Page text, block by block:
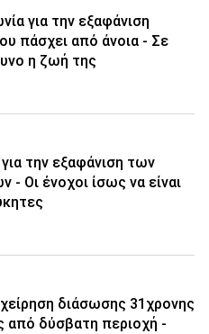
για την εξαφάνιση
πάσχει από άνοια - Σε
η ζωή της
την εξαφάνιση των
- Οι ένοχοι ίσως να είναι
διάσωσης 31χρονης
από δύσβατη περιοχή -